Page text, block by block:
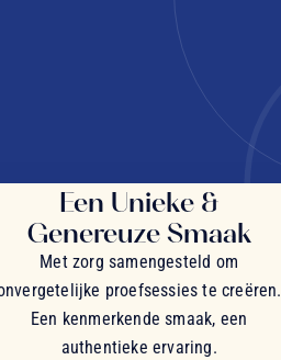
Een Unieke &
Genereuze Smaak
Met zorg samengesteld om
proefsessies te creëren.
Een kenmerkende smaak, een
authentieke ervaring.